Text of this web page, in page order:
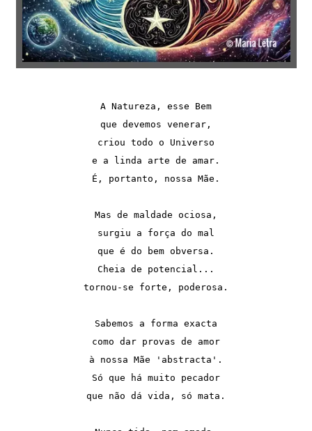
A Natureza, esse Bem
que devemos venerar,
criou todo o Universo
e a linda arte de amar.
É, portanto, nossa Mãe.
Mas de maldade ociosa,
surgiu a força do mal
que é do bem obversa.
Cheia de potencial...
tornou-se forte, poderosa.
Sabemos a forma exacta
como dar provas de amor
à nossa Mãe 'abstracta'.
Só que há muito pecador
que não dá vida, só mata.